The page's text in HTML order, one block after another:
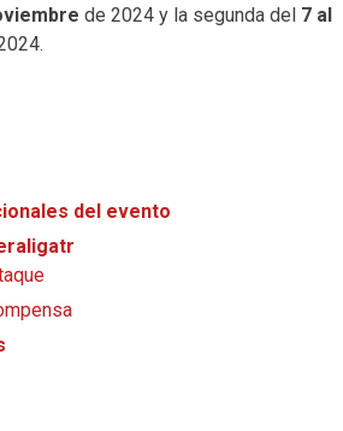
de 2024 y la segunda del 7 al
del evento